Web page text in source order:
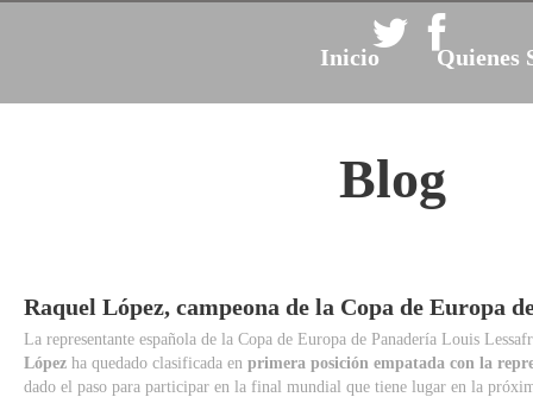
Inicio Quienes
Blog
Raquel López, campeona de la Copa de Europa
La representante española de la Copa de Europa de Panadería Louis
López ha quedado clasificada en primera posición empatada con la
dado el paso para participar en la final mundial que tiene lugar en la